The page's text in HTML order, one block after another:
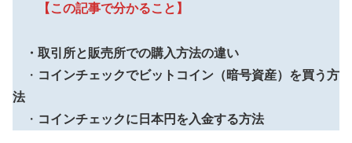
【この記事で分かること】
・取引所と販売所での購入方法の違い
・ コインチェックでビットコイン（暗号資産）を買う方
法
・ コインチェックに日本円を入金する方法